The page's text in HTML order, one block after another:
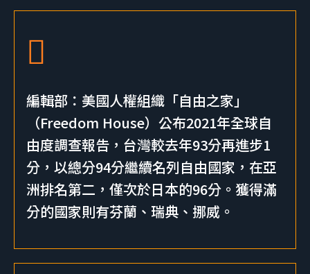
編輯部：美國人權組織「自由之家」
（Freedom House）公布2021年全球自
由度調查報告，台灣較去年93分再進步1
分，以總分94分繼續名列自由國家，在亞
洲排名第二，僅次於日本的96分。獲得滿
分的國家則有芬蘭、瑞典、挪威。